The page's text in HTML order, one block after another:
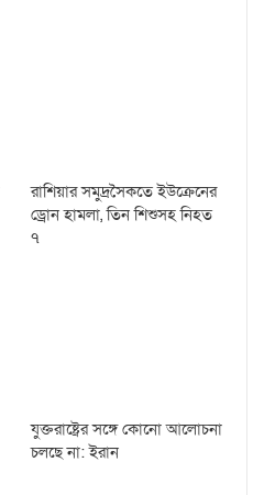
রাশিয়ার সমুদ্রসৈকতে ইউক্রেনের
ড্রোন হামলা, তিন শিশুসহ নিহত
৭
যুক্তরাষ্ট্রের সঙ্গে কোনো আলোচনা
চলছে না: ইরান